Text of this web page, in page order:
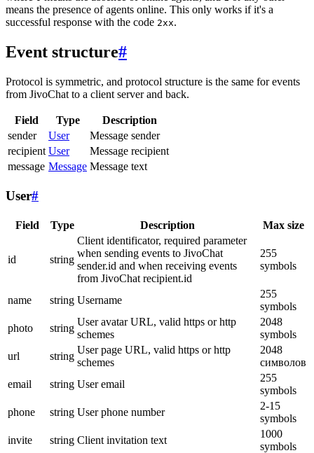
means the presence of agents online. This only works if it's a
successful response with the code 2xx.
Event structure#
Protocol is symmetric, and protocol structure is the same for events
from JivoChat to a client server and back.
Field Type
Description
sender
User
Message sender
recipient User
Message recipient
message Message Message text
User#
Field Type Description Max size
id string
Client identificator, required parameter
when sending events to JivoChat
sender.id and when receiving events
from JivoChat recipient.id
255
symbols
name string Username
255
symbols
photo
string
User avatar URL, valid https or http
schemes
2048
symbols
url
string
User page URL, valid https or http
schemes
2048
символов
email
string User email
255
symbols
phone
string User phone number
2-15
symbols
invite
string Client invitation text
1000
symbols